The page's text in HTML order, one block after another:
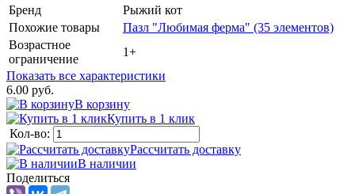
Бренд
Рыжий кот
Похожие товары
Пазл "Любимая ферма" (35 элементов)
Возрастное
ограничение
1+
Показать все характеристики
6.00 руб.
В корзину
Купить в 1 клик
Кол-во:
Рассчитать доставку
В наличии
Поделиться